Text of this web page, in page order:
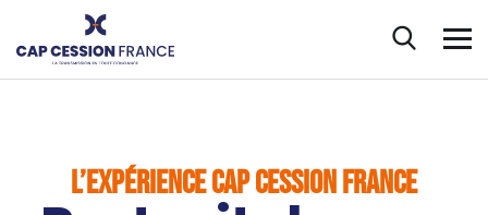
L’EXPÉRIENCE CAP CESSION FRANCE